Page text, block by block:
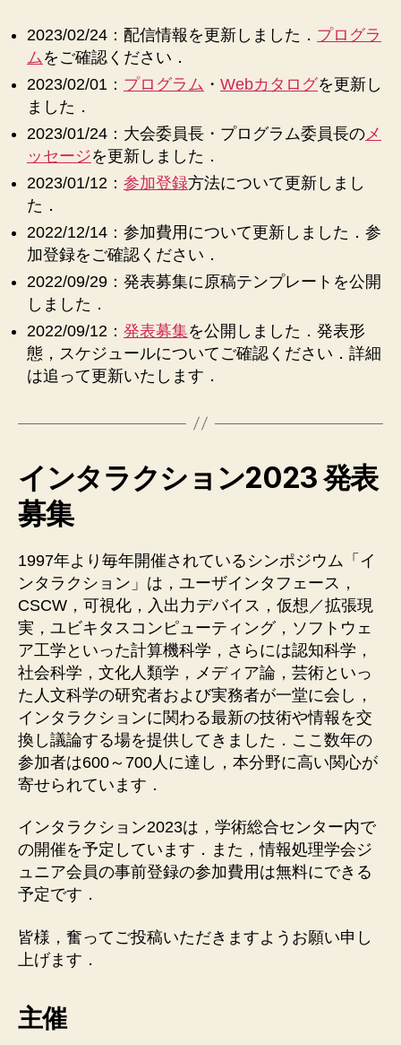
2023/02/24：配信情報を更新しました． プログラ
ム をご確認ください．
2023/02/01： プログラム ・ Webカタログを更新し
ました．
2023/01/24：大会委員長・プログラム委員長の メ
ッセージを更新しました．
2023/01/12： 参加登録方法について更新しまし
た．
2022/12/14：参加費用について更新しました．参
加登録をご確認ください．
2022/09/29：発表募集に原稿テンプレートを公開
しました．
2022/09/12： 発表募集を公開しました．発表形
態，スケジュールについてご確認ください．詳細
は追って更新いたします．
インタラクション2023 発表
募集
1997年より毎年開催されているシンポジウム「イ
ンタラクション」は，ユーザインタフェース，
CSCW，可視化，入出力デバイス，仮想／拡張現
実，ユビキタスコンピューティング，ソフトウェ
ア工学といった計算機科学，さらには認知科学，
社会科学，文化人類学，メディア論，芸術といっ
た人文科学の研究者および実務者が一堂に会し，
インタラクションに関わる最新の技術や情報を交
換し議論する場を提供してきました．ここ数年の
参加者は600～700人に達し，本分野に高い関心が
寄せられています．
インタラクション2023は，学術総合センター内で
の開催を予定しています．また，情報処理学会ジ
ュニア会員の事前登録の参加費用は無料にできる
予定です．
皆様，奮ってご投稿いただきますようお願い申し
上げます．
主催